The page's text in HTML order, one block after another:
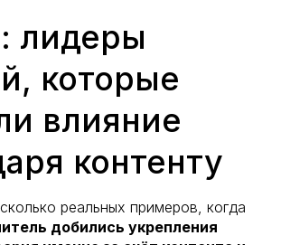
лидеры
которые
влияние
контенту
реальных примеров, когда
добились укрепления